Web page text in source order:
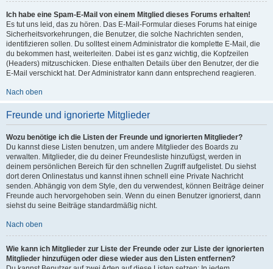
Ich habe eine Spam-E-Mail von einem Mitglied dieses Forums erhalten!
Es tut uns leid, das zu hören. Das E-Mail-Formular dieses Forums hat einige
Sicherheitsvorkehrungen, die Benutzer, die solche Nachrichten senden,
identifizieren sollen. Du solltest einem Administrator die komplette E-Mail, die
du bekommen hast, weiterleiten. Dabei ist es ganz wichtig, die Kopfzeilen
(Headers) mitzuschicken. Diese enthalten Details über den Benutzer, der die
E-Mail verschickt hat. Der Administrator kann dann entsprechend reagieren.
Nach oben
Freunde und ignorierte Mitglieder
Wozu benötige ich die Listen der Freunde und ignorierten Mitglieder?
Du kannst diese Listen benutzen, um andere Mitglieder des Boards zu
verwalten. Mitglieder, die du deiner Freundesliste hinzufügst, werden in
deinem persönlichen Bereich für den schnellen Zugriff aufgelistet. Du siehst
dort deren Onlinestatus und kannst ihnen schnell eine Private Nachricht
senden. Abhängig von dem Style, den du verwendest, können Beiträge deiner
Freunde auch hervorgehoben sein. Wenn du einen Benutzer ignorierst, dann
siehst du seine Beiträge standardmäßig nicht.
Nach oben
Wie kann ich Mitglieder zur Liste der Freunde oder zur Liste der ignorierten
Mitglieder hinzufügen oder diese wieder aus den Listen entfernen?